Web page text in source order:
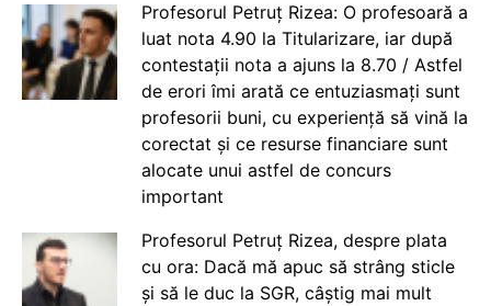
Profesorul Petruț Rizea: O profesoară a
luat nota 4.90 la Titularizare, iar după
contestații nota a ajuns la 8.70 / Astfel
de erori îmi arată ce entuziasmați sunt
profesorii buni, cu experiență să vină la
corectat și ce resurse financiare sunt
alocate unui astfel de concurs
important
Profesorul Petruț Rizea, despre plata
cu ora: Dacă mă apuc să strâng sticle
și să le duc la SGR, câștig mai mult